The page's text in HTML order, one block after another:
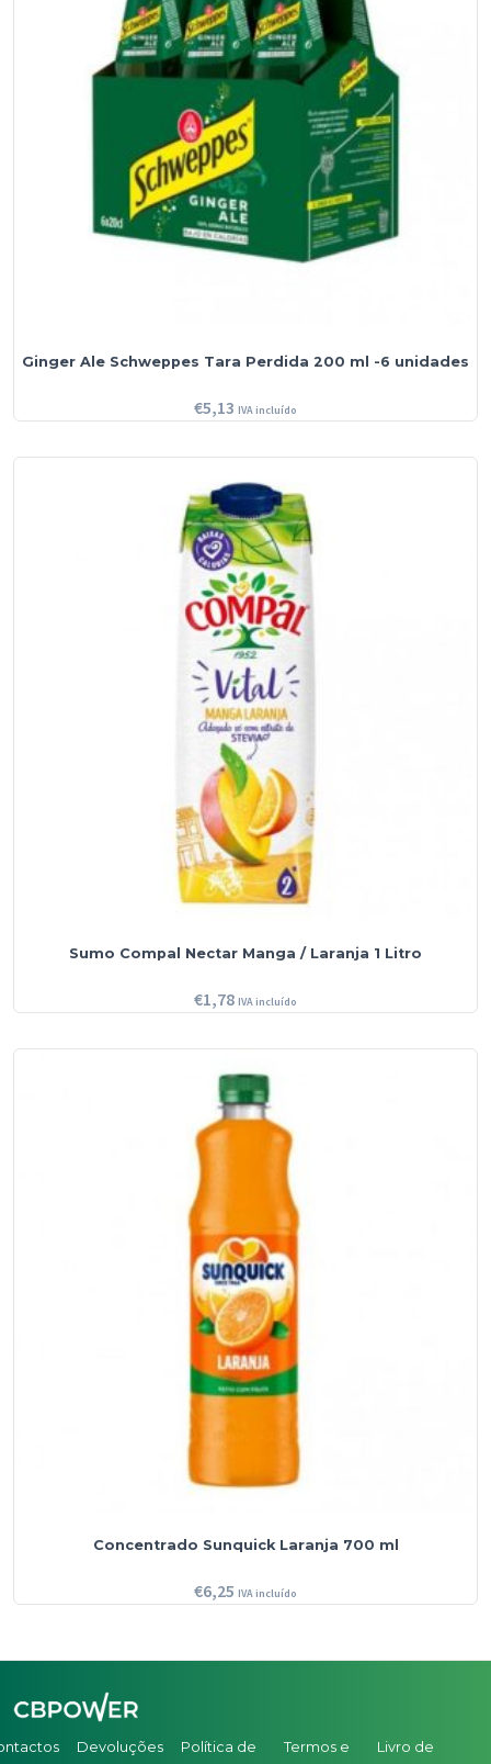
Ginger Ale Schweppes Tara Perdida 200 ml -6 unidades
€5,13 IVA incluído
Sumo Compal Nectar Manga / Laranja 1 Litro
€1,78 IVA incluído
Concentrado Sunquick Laranja 700 ml
€6,25 IVA incluído
Devoluções Política de Termos e Livro de